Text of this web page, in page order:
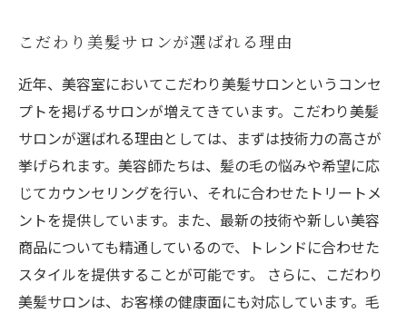
こだわり美髪サロンが選ばれる理由
近年、美容室においてこだわり美髪サロンというコンセ
プトを掲げるサロンが増えてきています。こだわり美髪
サロンが選ばれる理由としては、まずは技術力の高さが
挙げられます。美容師たちは、髪の毛の悩みや希望に応
じてカウンセリングを行い、それに合わせたトリートメ
ントを提供しています。また、最新の技術や新しい美容
商品についても精通しているので、トレンドに合わせた
スタイルを提供することが可能です。 さらに、こだわり
美髪サロンは、お客様の健康面にも対応しています。毛